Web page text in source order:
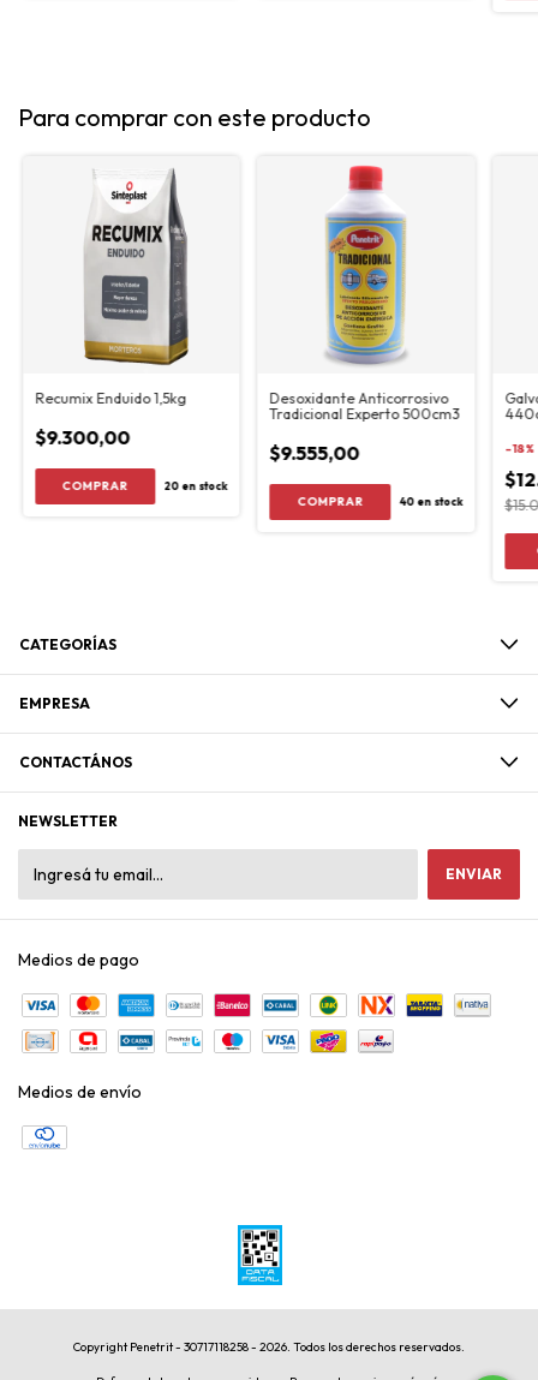
Para comprar con este producto
Recumix Enduido 1,5kg
$9.300,00
20en stock
Desoxidante Anticorrosivo
Tradicional Experto 500cm3
$9.555,00
40en stock
-18%
CATEGORÍAS
EMPRESA
CONTACTÁNOS
NEWSLETTER
Medios de pago
Medios de envío
Copyright Penetrit - 30717118258 - 2026. Todos los derechos reservados.